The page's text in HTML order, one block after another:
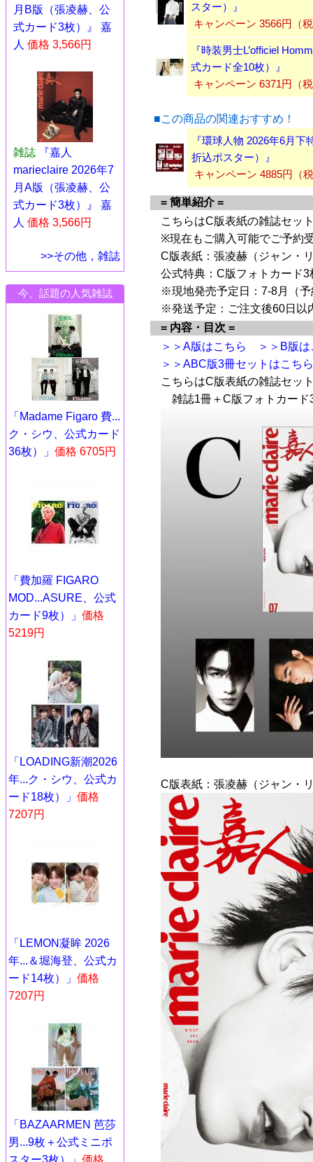
月B版（張凌赫、公
式カード3枚）』 嘉
人 価格 3,566円
雑誌
『嘉人
marieclaire 2026年7
月A版（張凌赫、公
式カード3枚）』 嘉
人 価格 3,566円
>>その他，雑誌
今、話題の人気雑誌
「Madame Figaro 費...
ク・シウ、公式カード
36枚）」 価格 6705円
「費加羅 FIGARO
MOD...ASURE、公式
カード9枚）」 価格
5219円
「LOADING新潮2026
年...ク・シウ、公式カ
ード18枚）」 価格
7207円
「LEMON凝眸 2026
年...＆堀海登、公式カ
ード14枚）」 価格
7207円
「BAZAARMEN 芭莎
男...9枚＋公式ミニポ
スター）』
キャンペーン 3566円（
『時装男士L’officiel
式カード全10枚）』
キャンペーン 6371円（
■この商品の関連おすすめ！
『環球人物 2026年6月
折込ポスター）』
キャンペーン 4885円（
= 簡単紹介 =
こちらはC版表紙の雑誌セッ
※現在もご購入可能でご予約
C版表紙：張凌赫（ジャン・
公式特典：C版フォトカード3
※現地発売予定日：7-8月（
※発送予定：ご注文後60日以
= 内容・目次 =
＞＞A版はこちら
＞＞B版
＞＞ABC版3冊セットはこちら
こちらはC版表紙の雑誌セッ
雑誌1冊＋C版フォトカード
C版表紙：張凌赫（ジャン・